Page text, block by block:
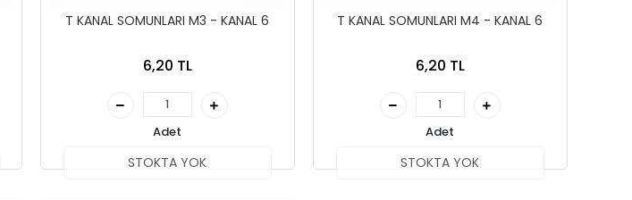
T KANAL SOMUNLARI M3 - KANAL 6
6,20 TL
Adet
STOKTA YOK
T KANAL SOMUNLARI M4 - KANAL 6
6,20 TL
Adet
STOKTA YOK